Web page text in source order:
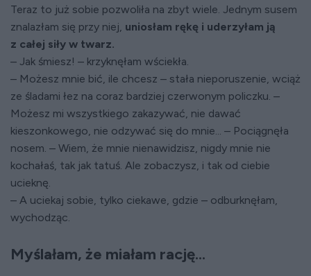
Teraz to już sobie pozwoliła na zbyt wiele. Jednym susem
znalazłam się przy niej, uniosłam rękę i uderzyłam ją
z całej siły w twarz.
– Jak śmiesz! – krzyknęłam wściekła.
– Możesz mnie bić, ile chcesz – stała nieporuszenie, wciąż
ze śladami łez na coraz bardziej czerwonym policzku. –
Możesz mi wszystkiego zakazywać, nie dawać
kieszonkowego, nie odzywać się do mnie... – Pociągnęła
nosem. – Wiem, że mnie nienawidzisz, nigdy mnie nie
kochałaś, tak jak tatuś. Ale zobaczysz, i tak od ciebie
ucieknę.
– A uciekaj sobie, tylko ciekawe, gdzie – odburknęłam,
wychodząc.
Myślałam, że miałam rację...